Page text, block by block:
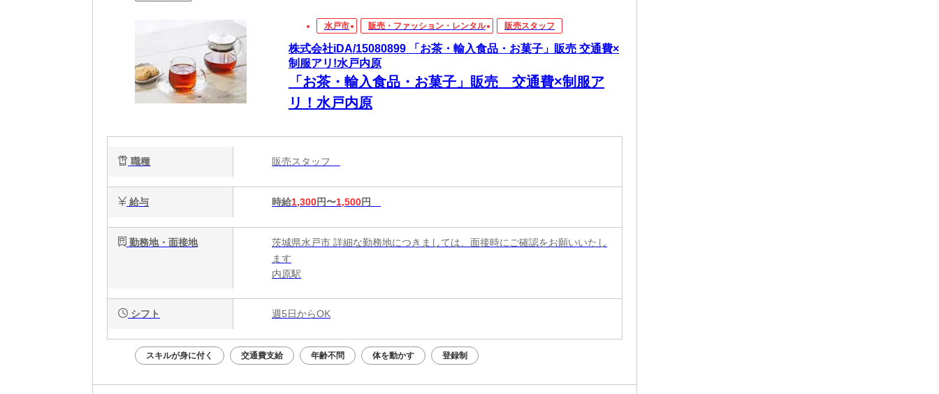
水戸市 販売・ファッション・レンタル 販売スタッフ
株式会社iDA/15080899 「お茶・輸入食品・お菓子」販売 交通費×
制服アリ!水戸内原
「お茶・輸入食品・お菓子」販売 交通費×制服ア
リ！水戸内原
職種 販売スタッフ
給与 時給1,300円〜1,500円
勤務地・面接地
茨城県水戸市 詳細な勤務地につきましては、面接時にご確認をお願いいたし
ます
内原駅
シフト 週5日からOK
スキルが身に付く 交通費支給 年齢不問 体を動かす 登録制